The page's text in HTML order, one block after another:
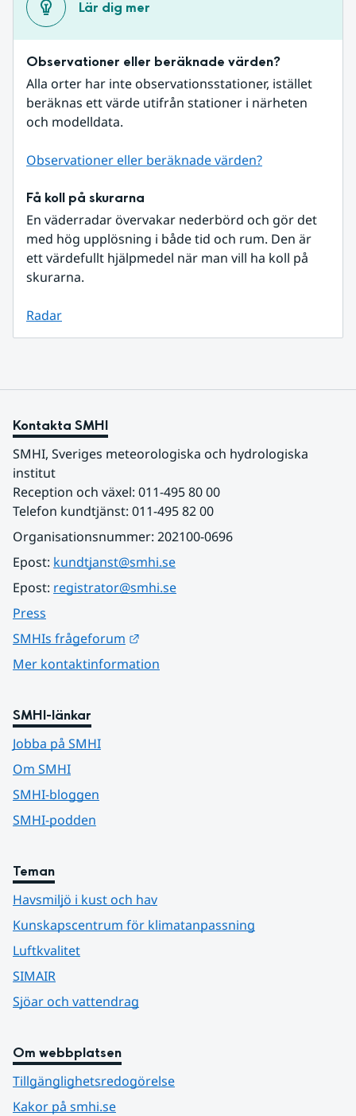
Lär dig mer
Observationer eller beräknade värden?
Alla orter har inte observationsstationer, istället
beräknas ett värde utifrån stationer i närheten
och modelldata.
Observationer eller beräknade värden?
Få koll på skurarna
En väderradar övervakar nederbörd och gör det
med hög upplösning i både tid och rum. Den är
ett värdefullt hjälpmedel när man vill ha koll på
skurarna.
Radar
Kontakta SMHI
SMHI, Sveriges meteorologiska och hydrologiska
institut
Reception och växel: 011-495 80 00
Telefon kundtjänst: 011-495 82 00
Organisationsnummer: 202100-0696
Epost: kundtjanst@smhi.se
Epost: registrator@smhi.se
Press
SMHIs frågeforum
Mer kontaktinformation
SMHI-länkar
Jobba på SMHI
Om SMHI
SMHI-bloggen
SMHI-podden
Teman
Havsmiljö i kust och hav
Kunskapscentrum för klimatanpassning
Luftkvalitet
SIMAIR
Sjöar och vattendrag
Om webbplatsen
Tillgänglighetsredogörelse
Kakor på smhi.se